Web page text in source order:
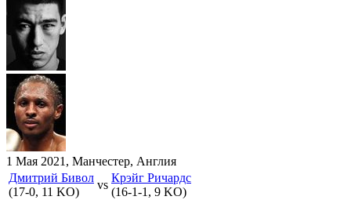
1 Мая 2021, Манчестер, Англия
Дмитрий Бивол
(17-0, 11 KO)
vs
Крэйг Ричардс
(16-1-1, 9 KO)